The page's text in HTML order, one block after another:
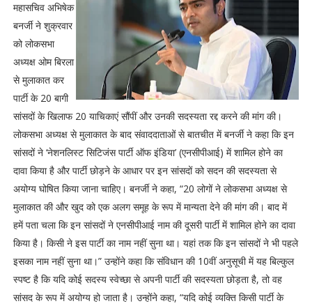
महासचिव अभिषेक
बनर्जी ने शुक्रवार
को लोकसभा
अध्यक्ष ओम बिरला
से मुलाकात कर
पार्टी के 20 बागी
सांसदों के खिलाफ 20 याचिकाएं सौंपीं और उनकी सदस्यता रद्द करने की मांग की।
लोकसभा अध्यक्ष से मुलाकात के बाद संवाददाताओं से बातचीत में बनर्जी ने कहा कि इन
सांसदों ने ‘नेशनलिस्ट सिटिजंस पार्टी ऑफ इंडिया’ (एनसीपीआई) में शामिल होने का
दावा किया है और पार्टी छोड़ने के आधार पर इन सांसदों को सदन की सदस्यता से
अयोग्य घोषित किया जाना चाहिए। बनर्जी ने कहा, “20 लोगों ने लोकसभा अध्यक्ष से
मुलाकात की और खुद को एक अलग समूह के रूप में मान्यता देने की मांग की। बाद में
हमें पता चला कि इन सांसदों ने एनसीपीआई नाम की दूसरी पार्टी में शामिल होने का दावा
किया है। किसी ने इस पार्टी का नाम नहीं सुना था। यहां तक कि इन सांसदों ने भी पहले
इसका नाम नहीं सुना था।” उन्होंने कहा कि संविधान की 10वीं अनुसूची में यह बिल्कुल
स्पष्ट है कि यदि कोई सदस्य स्वेच्छा से अपनी पार्टी की सदस्यता छोड़ता है, तो वह
सांसद के रूप में अयोग्य हो जाता है। उन्होंने कहा, “यदि कोई व्यक्ति किसी पार्टी के